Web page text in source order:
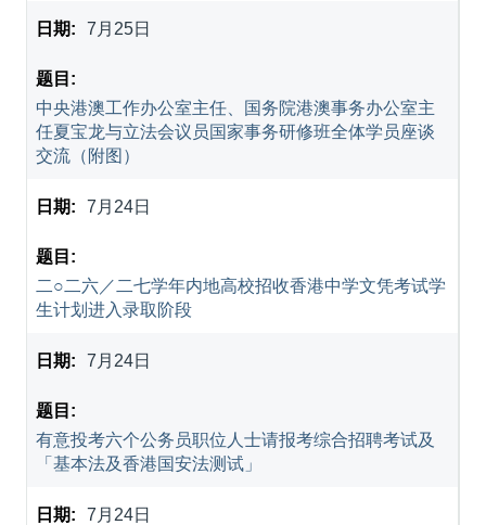
7月25日
中央港澳工作办公室主任、国务院港澳事务办公室主
任夏宝龙与立法会议员国家事务研修班全体学员座谈
交流（附图）
7月24日
二○二六／二七学年内地高校招收香港中学文凭考试学
生计划进入录取阶段
7月24日
有意投考六个公务员职位人士请报考综合招聘考试及
「基本法及香港国安法测试」
7月24日